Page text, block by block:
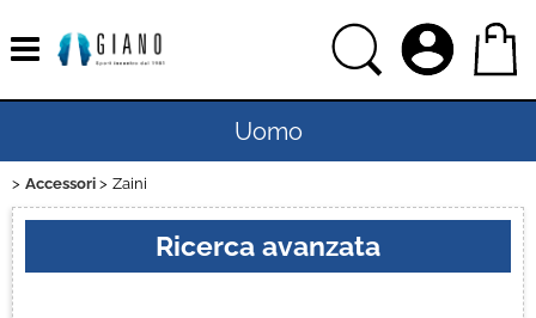
Uomo
Donna
Accessori Zaini
Ricerca avanzata